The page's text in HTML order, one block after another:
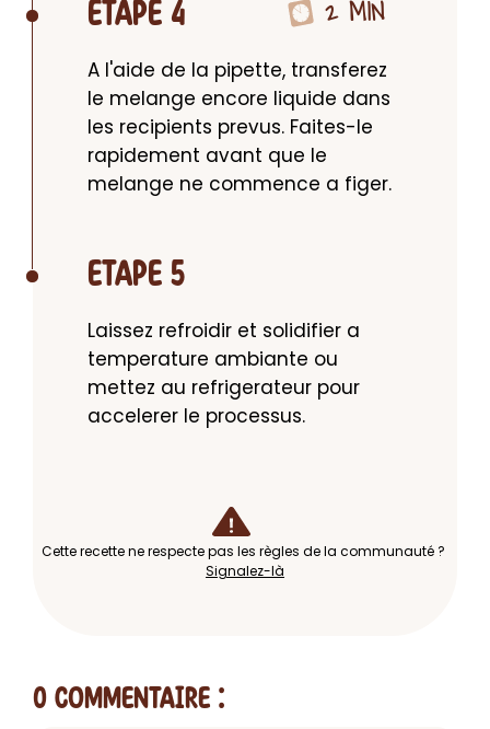
ETAPE 4 2 MIN
A l'aide de la pipette, transferez
le melange encore liquide dans
les recipients prevus. Faites-le
rapidement avant que le
melange ne commence a figer.
ETAPE 5
Laissez refroidir et solidifier a
temperature ambiante ou
mettez au refrigerateur pour
accelerer le processus.
Cette recette ne respecte pas les règles de la communauté ?
Signalez-là
0 Commentaire :